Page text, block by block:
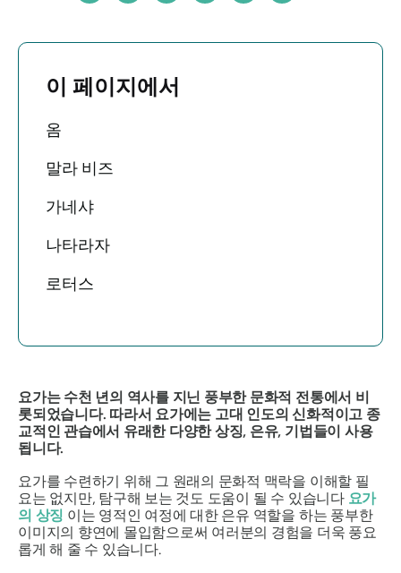
이 페이지에서
옴
말라 비즈
가네샤
나타라자
로터스
요가는 수천 년의 역사를 지닌 풍부한 문화적 전통에서 비
롯되었습니다. 따라서 요가에는 고대 인도의 신화적이고 종
교적인 관습에서 유래한 다양한 상징, 은유, 기법들이 사용
됩니다.
요가를 수련하기 위해 그 원래의 문화적 맥락을 이해할 필
요는 없지만, 탐구해 보는 것도 도움이 될 수 있습니다 요가
의 상징 이는 영적인 여정에 대한 은유 역할을 하는 풍부한
이미지의 향연에 몰입함으로써 여러분의 경험을 더욱 풍요
롭게 해 줄 수 있습니다.